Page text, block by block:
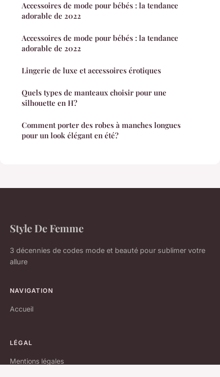
Accessoires de mode pour bébés : la tendance
adorable de 2022
Accessoires de mode pour bébés : la tendance
adorable de 2022
Lingerie de luxe et accessoires érotiques
Quels types de manteaux choisir pour une
silhouette en H?
Comment porter des robes à manches longues
pour un look élégant en été?
Style De Femme
3 décennies de codes mode et beauté pour sublimer votre
allure
NAVIGATION
Accueil
LÉGAL
Mentions légales